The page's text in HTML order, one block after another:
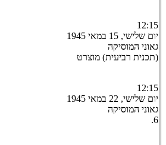
12:15
יום שלישי, 15 במאי 1945
גאוני המוסיקה
(תכנית רביעית) מוצרט
12:15
יום שלישי, 22 במאי 1945
גאוני המוסיקה
6.